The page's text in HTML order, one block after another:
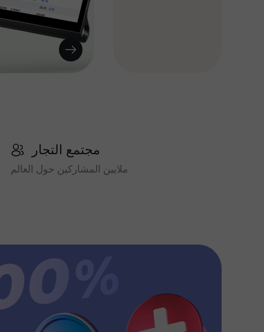
مجتمع التجار
ملايين المشاركين حول العالم